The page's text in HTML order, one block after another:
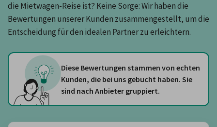
die Mietwagen-Reise ist? Keine Sorge: Wir haben die
Bewertungen unserer Kunden zusammengestellt, um die
Entscheidung für den idealen Partner zu erleichtern.
Diese Bewertungen stammen von echten
Kunden, die bei uns gebucht haben. Sie
sind nach Anbieter gruppiert.